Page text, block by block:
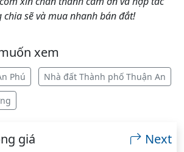
chia sẽ và mua nhanh bán đắt!
xem
Phú Nhà đất Thành phố Thuận An
giá Next